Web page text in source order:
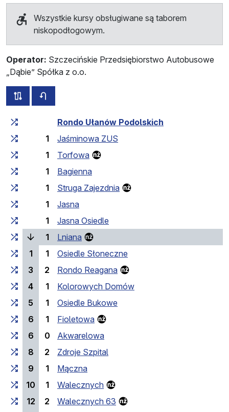
Wszystkie kursy obsługiwane są taborem
niskopodłogowym.
Operator: Szczecińskie Przedsiębiorstwo Autobusowe
„Dąbie” Spółka z o.o.
wszystkie trasy tej linii
Czas przejazdu narastająco Czas przejazdu między
Rondo Ułanów Podolskich
1
Jaśminowa ZUS
1
Torfowa
1
Bagienna
1
Struga Zajezdnia
1
Jasna
1
Jasna Osiedle
1
Lniana
1
1
Osiedle Słoneczne
3
2
Rondo Reagana
4
1
Kolorowych Domów
5
1
Osiedle Bukowe
6
1
Fioletowa
6
0
Akwarelowa
8
2
Zdroje Szpital
9
1
Mączna
10
1
Walecznych
12
2
Walecznych 63